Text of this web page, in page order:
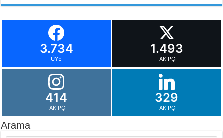
3.734
ÜYE
1.493
TAKIPÇI
414
TAKIPÇI
329
TAKIPÇI
Arama